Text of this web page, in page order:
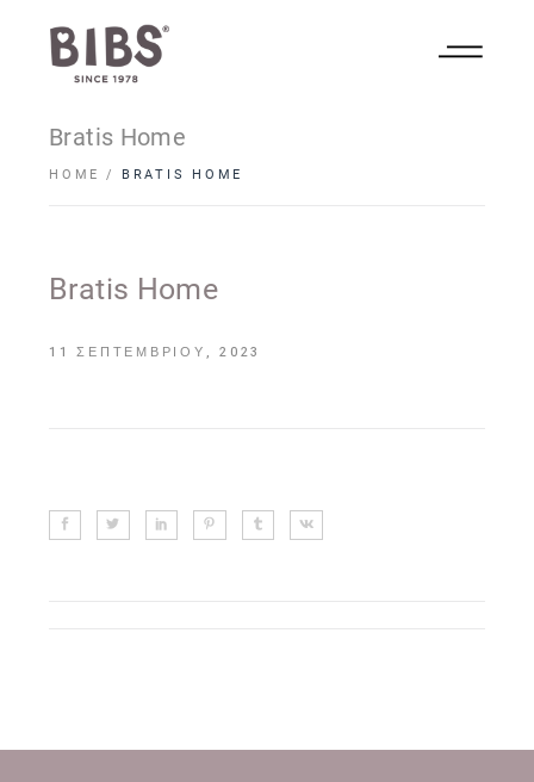
Bratis Home
HOME BRATIS HOME
Bratis Home
11 ΣΕΠΤΕΜΒΡΊΟΥ, 2023